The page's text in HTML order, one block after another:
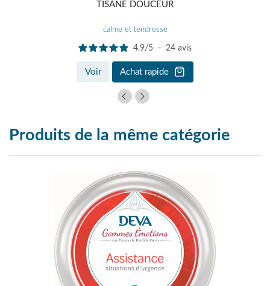
TISANE DOUCEUR
calme et tendresse
4.9/5 - 24 avis
Voir Achat rapide
Produits de la même catégorie